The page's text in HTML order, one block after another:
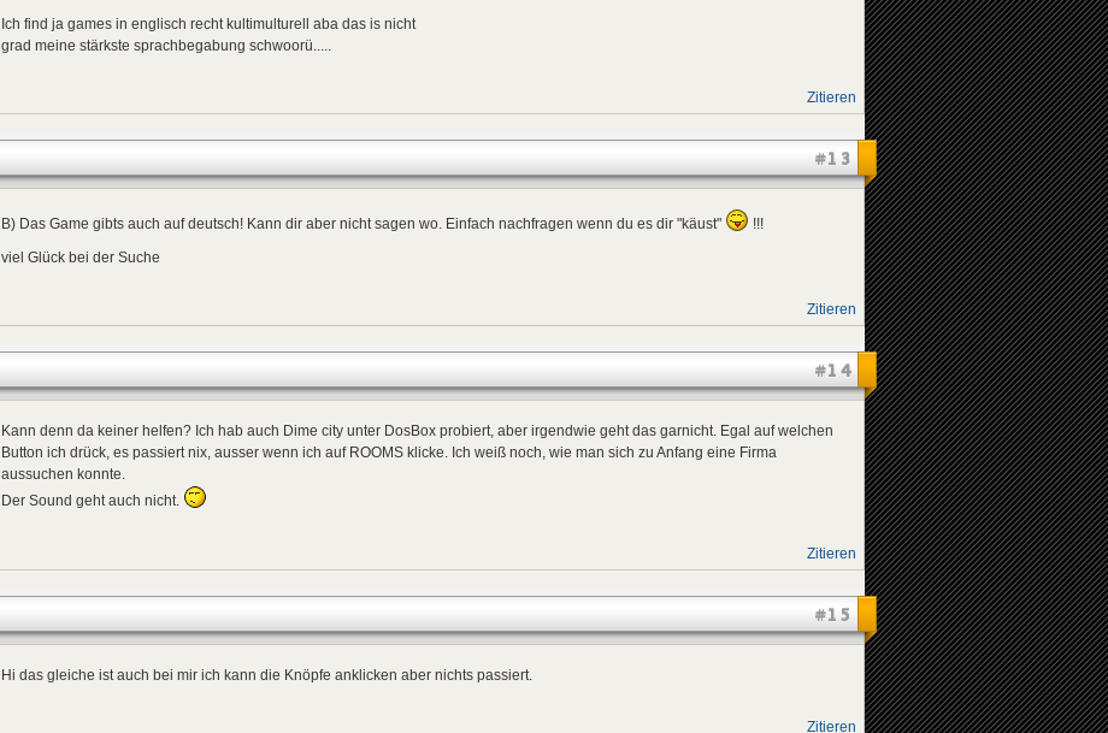
Ich find ja games in englisch recht kultimulturell aba das is nicht
grad meine stärkste sprachbegabung schwoorü.....
Zitieren
#13
B) Das Game gibts auch auf deutsch! Kann dir aber nicht sagen wo. Einfach nachfragen wenn du es dir "käust" !!!
viel Glück bei der Suche
Zitieren
#14
Kann denn da keiner helfen? Ich hab auch Dime city unter DosBox probiert, aber irgendwie geht das garnicht. Egal auf welchen
Button ich drück, es passiert nix, ausser wenn ich auf ROOMS klicke. Ich weiß noch, wie man sich zu Anfang eine Firma
aussuchen konnte.
Der Sound geht auch nicht.
Zitieren
#15
Hi das gleiche ist auch bei mir ich kann die Knöpfe anklicken aber nichts passiert.
Zitieren